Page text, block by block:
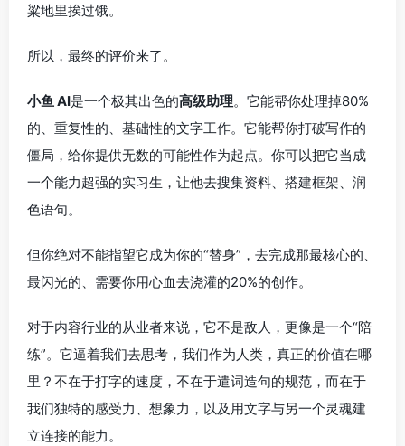
粱地里挨过饿。
所以，最终的评价来了。
小鱼 AI是一个极其出色的高级助理。它能帮你处理掉80%
的、重复性的、基础性的文字工作。它能帮你打破写作的
僵局，给你提供无数的可能性作为起点。你可以把它当成
一个能力超强的实习生，让他去搜集资料、搭建框架、润
色语句。
但你绝对不能指望它成为你的“替身”，去完成那最核心的、
最闪光的、需要你用心血去浇灌的20%的创作。
对于内容行业的从业者来说，它不是敌人，更像是一个“陪
练”。它逼着我们去思考，我们作为人类，真正的价值在哪
里？不在于打字的速度，不在于遣词造句的规范，而在于
我们独特的感受力、想象力，以及用文字与另一个灵魂建
立连接的能力。